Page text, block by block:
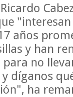
años
y han
no
díganos
ha